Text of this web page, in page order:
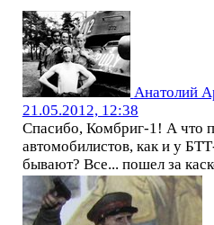
Анатолий
21.05.2012, 12:38
Спасибо, Комбриг-1! А что
автомобилистов, как и у
бывают? Все... пошел за